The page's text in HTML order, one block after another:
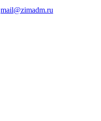
mail@zimadm.ru